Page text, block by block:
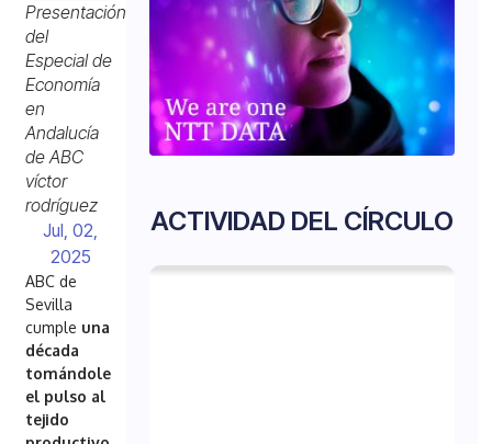
Presentación
del
Especial de
Economía
en
Andalucía
de ABC
víctor
rodríguez
Jul, 02,
2025
ABC de
Sevilla
cumple una
década
tomándole
el pulso al
tejido
ACTIVIDAD DEL CÍRCULO